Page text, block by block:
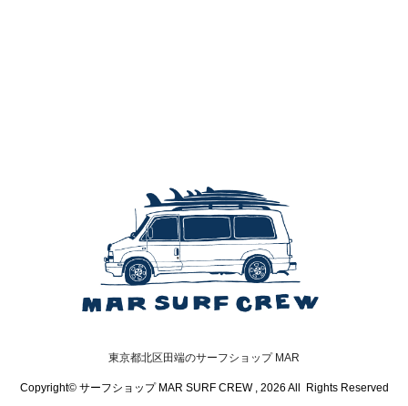
東京都北区田端のサーフショップ MAR
Copyright© サーフショップ MAR SURF CREW , 2026 All Rights Reserved